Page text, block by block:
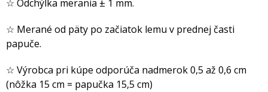
☆ Odchýlka merania ± 1 mm.
☆ Merané od päty po začiatok lemu v prednej časti
papuče.
☆ Výrobca pri kúpe odporúča nadmerok 0,5 až 0,6 cm
(nôžka 15 cm = papučka 15,5 cm)